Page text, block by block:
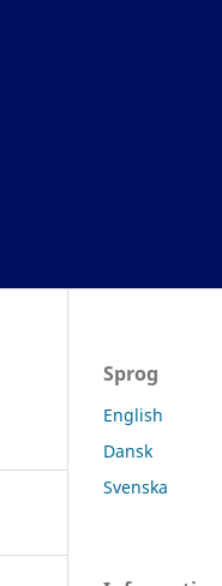
Sprog
English
Dansk
Svenska